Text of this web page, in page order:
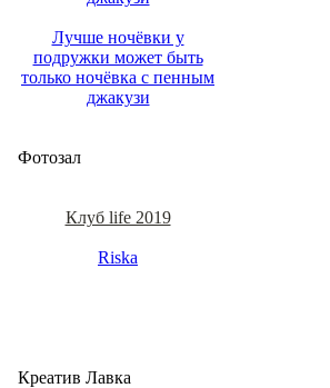
Лучше ночёвки у
подружки может быть
только ночёвка с пенным
джакузи
Фотозал
Клуб life 2019
Riska
Креатив Лавка